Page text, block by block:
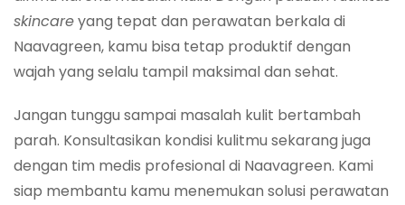
skincareyang tepat dan perawatan berkala di
Naavagreen, kamu bisa tetap produktif dengan
wajah yang selalu tampil maksimal dan sehat.
Jangan tunggu sampai masalah kulit bertambah
parah. Konsultasikan kondisi kulitmu sekarang juga
dengan tim medis profesional di Naavagreen. Kami
siap membantu kamu menemukan solusi perawatan